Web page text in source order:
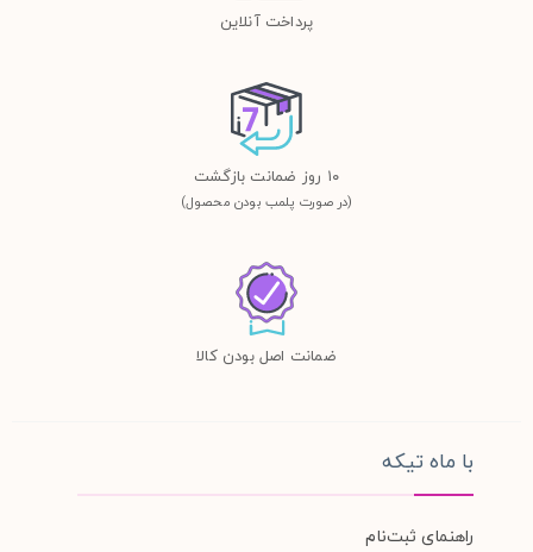
پرداخت آنلاین
١٠ روز ضمانت بازگشت
(در صورت پلمب بودن محصول)
ضمانت اصل بودن کالا
با ماه تیکه
راهنمای ثبت‌نام